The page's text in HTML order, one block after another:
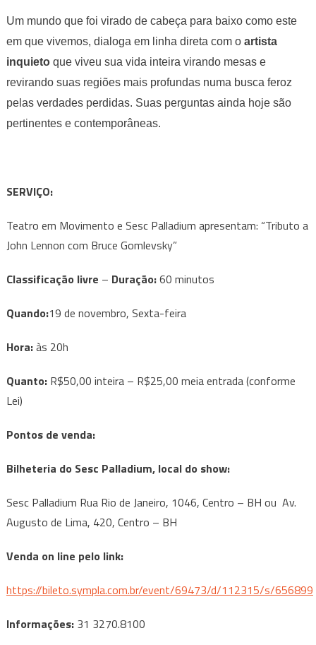
Um mundo que foi virado de cabeça para baixo como este
em que vivemos, dialoga em linha direta com o artista
inquietoque viveu sua vida inteira virando mesas e
revirando suas regiões mais profundas numa busca feroz
pelas verdades perdidas. Suas perguntas ainda hoje são
pertinentes e contemporâneas.
SERVIÇO:
Teatro em Movimento e Sesc Palladium apresentam: “Tributo a
John Lennon com Bruce Gomlevsky”
Classificação livre – Duração:60 minutos
Quando:19 de novembro, Sexta-feira
Hora:às 20h
Quanto: R$50,00 inteira – R$25,00 meia entrada (conforme
Lei)
Pontos de venda:
Bilheteria do Sesc Palladium, local do show:
Sesc Palladium Rua Rio de Janeiro, 1046, Centro – BH ou Av.
Augusto de Lima, 420, Centro – BH
Venda on line pelo link:
https://bileto.sympla.com.br/event/69473/d/112315/s/656899
Informações: 31 3270.8100